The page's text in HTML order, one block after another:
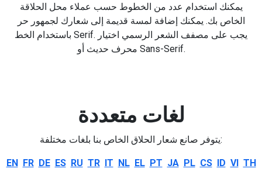
يمكنك استخدام عدد من الخطوط حسب عملاء محل الحلاقة
الخاص بك. يمكنك إضافة لمسة قديمة إلى شعارك لجمهور حر
باستخدام الخط Serif. يجب على مصفف الشعر الرسمي اختيار
محرف حديث أو Sans-Serif.
لغات متعددة
يتوفر صانع شعار الحلاق الخاص بنا بلغات مختلفة:
EN FR DE ES RU TR IT NL EL PT JA PL CS ID VI TH